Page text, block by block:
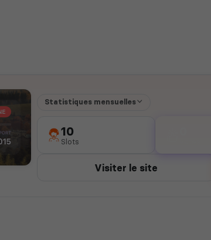
Statistiques mensuelles
10
Slots
Visiter le site